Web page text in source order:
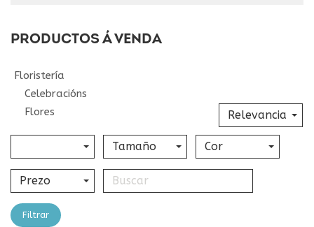
PRODUCTOS Á VENDA
Floristería
Celebracións
Flores
Tamaño Cor
Prezo
Relevancia
Filtrar